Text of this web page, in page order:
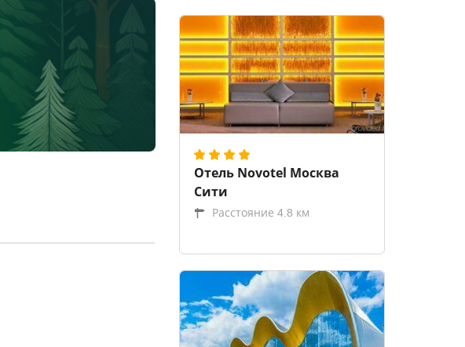
Отель Novotel Москва
Сити
Расстояние 4.8 км